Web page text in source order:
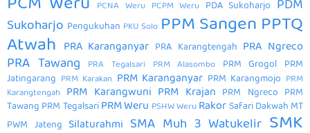
PCNA Weru PCPM Weru PDA Sukoharjo PDM
Sukoharjo Pengukuhan PKU Solo PPM Sangen PPTQ
Atwah PRA Karanganyar PRA Karangtengah PRA Ngreco
PRA Tawang PRA Tegalsari PRM Alasombo PRM Grogol PRM
Jatingarang PRM Karakan PRM Karanganyar PRM Karangmojo PRM
Karangtengah PRM Karangwuni PRM Krajan PRM Ngreco PRM
Tawang PRM TegalsariPRM Weru PSHW WeruRakorSafari Dakwah MT
PWM Jateng Silaturahmi SMA Muh 3 Watukelir SMK